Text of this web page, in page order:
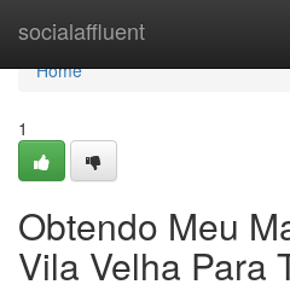
socialaffluent
Home
Home
1
Obtendo Meu
Vila Velha Para